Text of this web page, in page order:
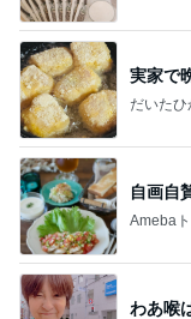
実家で
だいたひ
自画自
Ameba
わあ喉